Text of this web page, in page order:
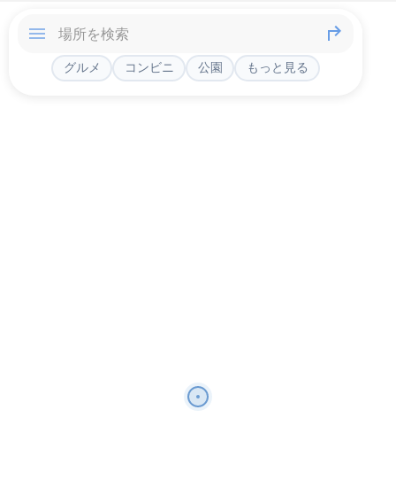
グルメ コンビニ 公園 もっと見る